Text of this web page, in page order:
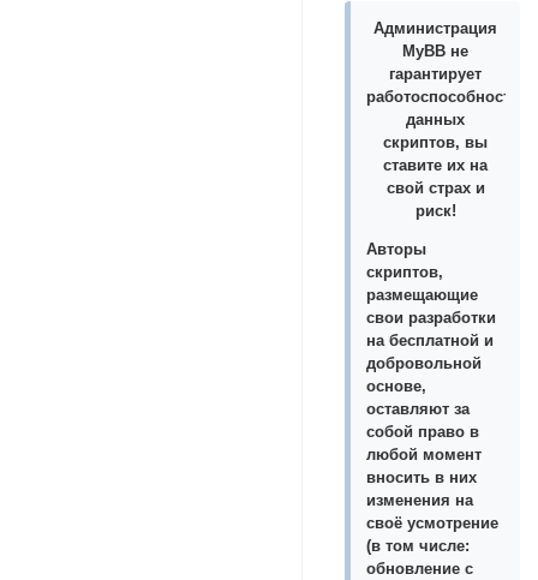
Администрация
MyBB не
гарантирует
работоспособность
данных
скриптов, вы
ставите их на
свой страх и
риск!
Авторы
скриптов,
размещающие
свои разработки
на бесплатной и
добровольной
основе,
оставляют за
собой право в
любой момент
вносить в них
изменения на
своё усмотрение
(в том числе:
обновление с